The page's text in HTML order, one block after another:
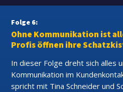
Folge 6:
Ohne Kommunikation ist
Profis öffnen ihre
In dieser Folge dreht sich alles
Kommunikation im
spricht mit Tina Schneider und